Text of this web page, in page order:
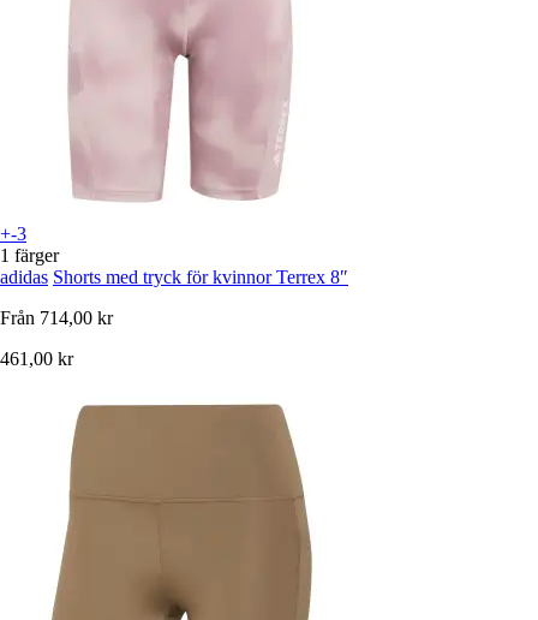
+-3
1 färger
adidas Shorts med tryck för kvinnor Terrex 8″
Från 714,00 kr
461,00 kr